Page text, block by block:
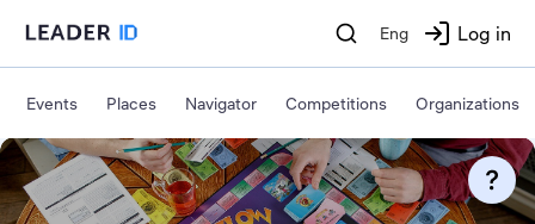
Eng Log in
Events Places Navigator Competitions Organizations